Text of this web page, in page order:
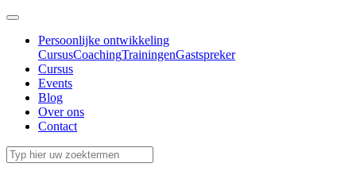
Persoonlijke ontwikkeling
CursusCoachingTrainingenGastspreker
Cursus
Events
Blog
Over ons
Contact